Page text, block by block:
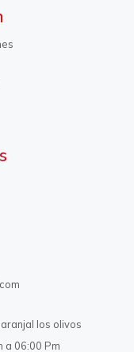
los olivos
a 06:00 Pm